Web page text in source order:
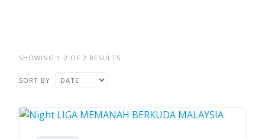
SHOWING 1-2 OF 2 RESULTS
SORT BY